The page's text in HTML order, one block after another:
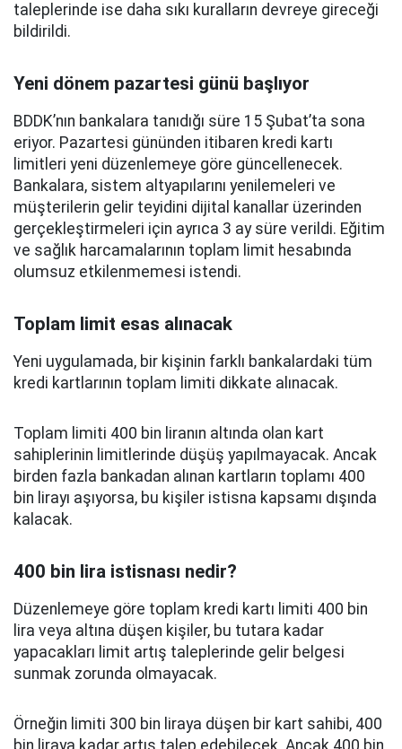
taleplerinde ise daha sıkı kuralların devreye gireceği
bildirildi.
Yeni dönem pazartesi günü başlıyor
BDDK’nın bankalara tanıdığı süre 15 Şubat’ta sona
eriyor. Pazartesi gününden itibaren kredi kartı
limitleri yeni düzenlemeye göre güncellenecek.
Bankalara, sistem altyapılarını yenilemeleri ve
müşterilerin gelir teyidini dijital kanallar üzerinden
gerçekleştirmeleri için ayrıca 3 ay süre verildi. Eğitim
ve sağlık harcamalarının toplam limit hesabında
olumsuz etkilenmemesi istendi.
Toplam limit esas alınacak
Yeni uygulamada, bir kişinin farklı bankalardaki tüm
kredi kartlarının toplam limiti dikkate alınacak.
Toplam limiti 400 bin liranın altında olan kart
sahiplerinin limitlerinde düşüş yapılmayacak. Ancak
birden fazla bankadan alınan kartların toplamı 400
bin lirayı aşıyorsa, bu kişiler istisna kapsamı dışında
kalacak.
400 bin lira istisnası nedir?
Düzenlemeye göre toplam kredi kartı limiti 400 bin
lira veya altına düşen kişiler, bu tutara kadar
yapacakları limit artış taleplerinde gelir belgesi
sunmak zorunda olmayacak.
Örneğin limiti 300 bin liraya düşen bir kart sahibi, 400
bin liraya kadar artış talep edebilecek. Ancak 400 bin